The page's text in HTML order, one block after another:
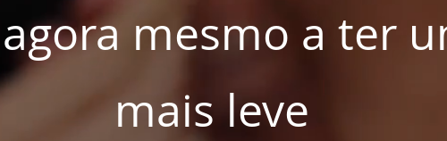
mesmo a ter
mais leve